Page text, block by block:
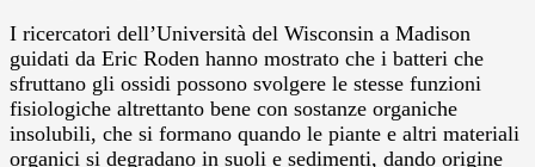
I ricercatori dell’Università del Wisconsin a Madison
guidati da Eric Roden hanno mostrato che i batteri che
sfruttano gli ossidi possono svolgere le stesse funzioni
fisiologiche altrettanto bene con sostanze organiche
insolubili, che si formano quando le piante e altri materiali
organici si degradano in suoli e sedimenti, dando origine